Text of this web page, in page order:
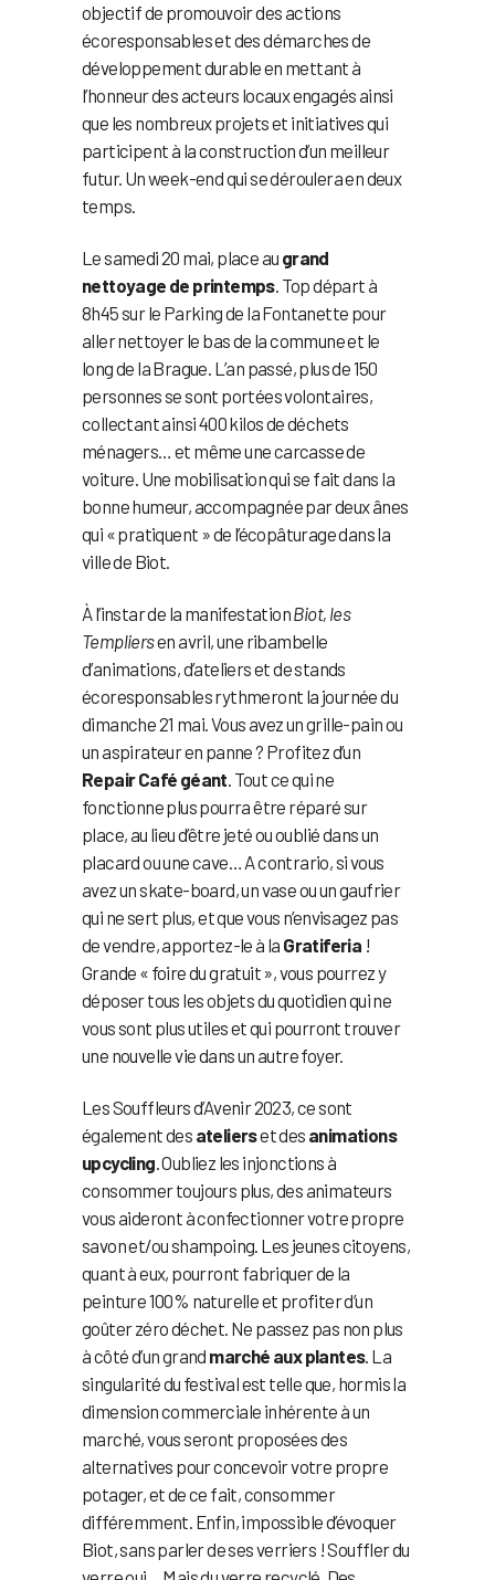
objectif de promouvoir des actions
écoresponsables et des démarches de
développement durable en mettant à
l’honneur des acteurs locaux engagés ainsi
que les nombreux projets et initiatives qui
participent à la construction d’un meilleur
futur. Un week-end qui se déroulera en deux
temps.
Le samedi 20 mai, place au grand
nettoyage de printemps. Top départ à
8h45 sur le Parking de la Fontanette pour
aller nettoyer le bas de la commune et le
long de la Brague. L’an passé, plus de 150
personnes se sont portées volontaires,
collectant ainsi 400 kilos de déchets
ménagers… et même une carcasse de
voiture. Une mobilisation qui se fait dans la
bonne humeur, accompagnée par deux ânes
qui « pratiquent » de l’écopâturage dans la
ville de Biot.
À l’instar de la manifestationBiot, les
Templiersen avril, une ribambelle
d’animations, d’ateliers et de stands
écoresponsables rythmeront la journée du
dimanche 21 mai. Vous avez un grille-pain ou
un aspirateur en panne ? Profitez d’un
Repair Café géant. Tout ce qui ne
fonctionne plus pourra être réparé sur
place, au lieu d’être jeté ou oublié dans un
placard ou une cave… A contrario, si vous
avez un skate-board, un vase ou un gaufrier
qui ne sert plus, et que vous n’envisagez pas
de vendre, apportez-le à la Gratiferia !
Grande « foire du gratuit », vous pourrez y
déposer tous les objets du quotidien qui ne
vous sont plus utiles et qui pourront trouver
une nouvelle vie dans un autre foyer.
Les Souffleurs d’Avenir 2023, ce sont
également des atelierset des animations
upcycling. Oubliez les injonctions à
consommer toujours plus, des animateurs
vous aideront à confectionner votre propre
savon et/ou shampoing. Les jeunes citoyens,
quant à eux, pourront fabriquer de la
peinture 100% naturelle et profiter d’un
goûter zéro déchet. Ne passez pas non plus
à côté d’un grand marché aux plantes. La
singularité du festival est telle que, hormis la
dimension commerciale inhérente à un
marché, vous seront proposées des
alternatives pour concevoir votre propre
potager, et de ce fait, consommer
différemment. Enfin, impossible d’évoquer
Biot, sans parler de ses verriers ! Souffler du